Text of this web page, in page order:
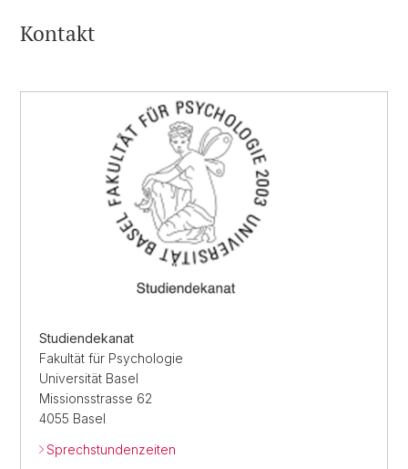
Kontakt
Studiendekanat
Fakultät für Psychologie
Universität Basel
Missionsstrasse 62
4055 Basel
Sprechstundenzeiten